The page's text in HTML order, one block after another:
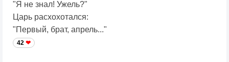
"Я не знал! Ужель?"
Царь расхохотался:
"Первый, брат, апрель..."
42